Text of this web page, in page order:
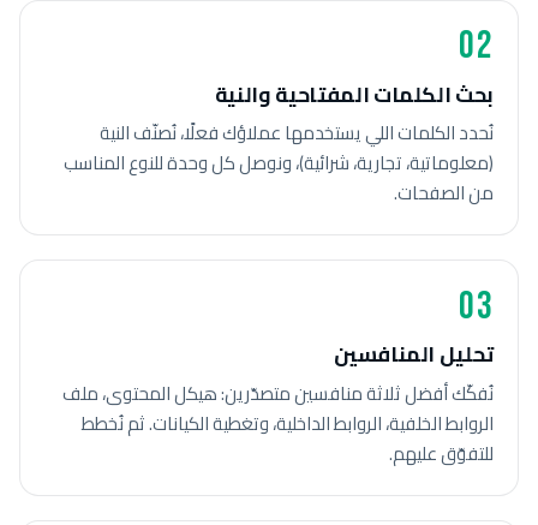
02
بحث الكلمات المفتاحية والنية
نُحدد الكلمات اللي يستخدمها عملاؤك فعلًا، نُصنّف النية
(معلوماتية، تجارية، شرائية)، ونوصل كل وحدة للنوع المناسب
من الصفحات.
03
تحليل المنافسين
نُفكّك أفضل ثلاثة منافسين متصدّرين: هيكل المحتوى، ملف
الروابط الخلفية، الروابط الداخلية، وتغطية الكيانات. ثم نُخطط
للتفوّق عليهم.